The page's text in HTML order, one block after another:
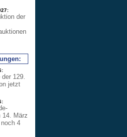
der
der 129.
jetzt
14. März
4